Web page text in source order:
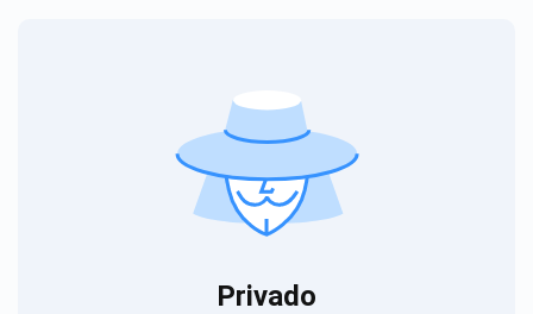
Privado